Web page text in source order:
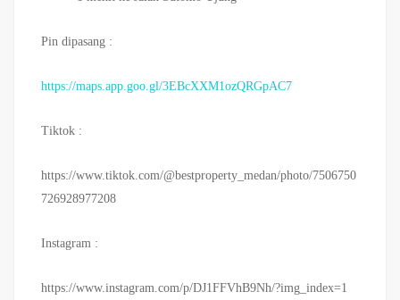
Pin dipasang :
https://maps.app.goo.gl/3EBcXXM1ozQRGpAC7
Tiktok :
https://www.tiktok.com/@bestproperty_medan/photo/7506750
726928977208
Instagram :
https://www.instagram.com/p/DJ1FFVhB9Nh/?img_index=1